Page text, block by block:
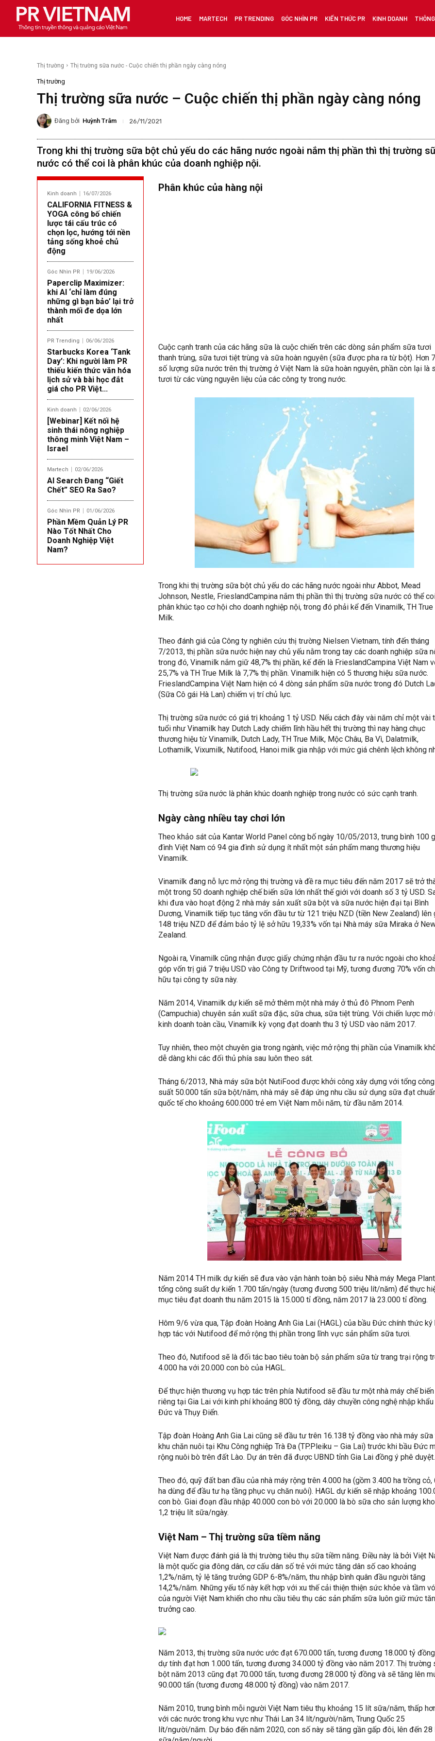
HOME MARTECH PR TRENDING GÓC NHÌN PR KIẾN THỨC PR KINH DOANH
Thị trường Thị trường sữa nước - Cuộc chiến thị phần ngày càng nóng
Thị trường
Thị trường sữa nước – Cuộc chiến thị phần ngày càng nóng
Đăng bởi Huỳnh Trâm 26/11/2021
Trong khi thị trường sữa bột chủ yếu do các hãng nước ngoài nắm thị phần thì thị trường
nước có thể coi là phân khúc của doanh nghiệp nội.
Kinh doanh 16/07/2026
CALIFORNIA FITNESS &
YOGA công bố chiến
lược tái cấu trúc có
chọn lọc, hướng tới nền
tảng sống khoẻ chủ
động
Góc Nhìn PR 19/06/2026
Paperclip Maximizer:
khi AI ‘chỉ làm đúng
những gì bạn bảo’ lại trở
thành mối đe dọa lớn
nhất
PR Trending 06/06/2026
Starbucks Korea ‘Tank
Day’: Khi người làm PR
thiếu kiến thức văn hóa
lịch sử và bài học đắt
giá cho PR Việt...
Kinh doanh 02/06/2026
[Webinar] Kết nối hệ
sinh thái nông nghiệp
thông minh Việt Nam –
Israel
Martech 02/06/2026
AI Search Đang “Giết
Chết” SEO Ra Sao?
Góc Nhìn PR 01/06/2026
Phần Mềm Quản Lý PR
Nào Tốt Nhất Cho
Doanh Nghiệp Việt
Nam?
Phân khúc của hàng nội
Cuộc cạnh tranh của các hãng sữa là cuộc chiến trên các dòng sản phẩm sữa tươi
thanh trùng, sữa tươi tiệt trùng và sữa hoàn nguyên (sữa được pha ra từ bột). Hơn
số lượng sữa nước trên thị trường ở Việt Nam là sữa hoàn nguyên, phần còn lại là
tươi từ các vùng nguyên liệu của các công ty trong nước.
Trong khi thị trường sữa bột chủ yếu do các hãng nước ngoài như Abbot, Mead
Johnson, Nestle, FrieslandCampina nắm thị phần thì thị trường sữa nước có thể
phân khúc tạo cơ hội cho doanh nghiệp nội, trong đó phải kể đến Vinamilk, TH True
Milk.
Theo đánh giá của Công ty nghiên cứu thị trường Nielsen Vietnam, tính đến tháng
7/2013, thị phần sữa nước hiện nay chủ yếu nằm trong tay các doanh nghiệp sữa
trong đó, Vinamilk nắm giữ 48,7% thị phần, kế đến là FrieslandCampina Việt Nam
25,7% và TH True Milk là 7,7% thị phần. Vinamilk hiện có 5 thương hiệu sữa nước.
FrieslandCampina Việt Nam hiện có 4 dòng sản phẩm sữa nước trong đó Dutch
(Sữa Cô gái Hà Lan) chiếm vị trí chủ lực.
Thị trường sữa nước có giá trị khoảng 1 tỷ USD. Nếu cách đây vài năm chỉ một vài
tuổi như Vinamilk hay Dutch Lady chiếm lĩnh hầu hết thị trường thì nay hàng chục
thương hiệu từ Vinamilk, Dutch Lady, TH True Milk, Mộc Châu, Ba Vì, Dalatmilk,
Lothamilk, Vixumilk, Nutifood, Hanoi milk gia nhập với mức giá chênh lệch không
Thị trường sữa nước là phân khúc doanh nghiệp trong nước có sức cạnh tranh.
Ngày càng nhiều tay chơi lớn
Theo khảo sát của Kantar World Panel công bố ngày 10/05/2013, trung bình 100
đình Việt Nam có 94 gia đình sử dụng ít nhất một sản phẩm mang thương hiệu
Vinamilk.
Vinamilk đang nỗ lực mở rộng thị trường và đề ra mục tiêu đến năm 2017 sẽ trở
một trong 50 doanh nghiệp chế biến sữa lớn nhất thế giới với doanh số 3 tỷ USD.
khi đưa vào hoạt động 2 nhà máy sản xuất sữa bột và sữa nước hiện đại tại Bình
Dương, Vinamilk tiếp tục tăng vốn đầu tư từ 121 triệu NZD (tiền New Zealand) lên
148 triệu NZD để đảm bảo tỷ lệ sở hữu 19,33% vốn tại Nhà máy sữa Miraka ở
Zealand.
Ngoài ra, Vinamilk cũng nhận được giấy chứng nhận đầu tư ra nước ngoài cho
góp vốn trị giá 7 triệu USD vào Công ty Driftwood tại Mỹ, tương đương 70% vốn
hữu tại công ty sữa này.
Năm 2014, Vinamilk dự kiến sẽ mở thêm một nhà máy ở thủ đô Phnom Penh
(Campuchia) chuyên sản xuất sữa đặc, sữa chua, sữa tiệt trùng. Với chiến lược mở
kinh doanh toàn cầu, Vinamilk kỳ vọng đạt doanh thu 3 tỷ USD vào năm 2017.
Tuy nhiên, theo một chuyên gia trong ngành, việc mở rộng thị phần của Vinamilk
dễ dàng khi các đối thủ phía sau luôn theo sát.
Tháng 6/2013, Nhà máy sữa bột NutiFood được khởi công xây dựng với tổng công
suất 50.000 tấn sữa bột/năm, nhà máy sẽ đáp ứng nhu cầu sử dụng sữa đạt
quốc tế cho khoảng 600.000 trẻ em Việt Nam mỗi năm, từ đầu năm 2014.
Năm 2014 TH milk dự kiến sẽ đưa vào vận hành toàn bộ siêu Nhà máy Mega
tổng công suất dự kiến 1.700 tấn/ngày (tương đương 500 triệu lít/năm) để thực
mục tiêu đạt doanh thu năm 2015 là 15.000 tỉ đồng, năm 2017 là 23.000 tỉ đồng.
Hôm 9/6 vừa qua, Tập đoàn Hoàng Anh Gia Lai (HAGL) của bầu Đức chính thức ký
hợp tác với Nutifood để mở rộng thị phần trong lĩnh vực sản phẩm sữa tươi.
Theo đó, Nutifood sẽ là đối tác bao tiêu toàn bộ sản phẩm sữa từ trang trại rộng
4.000 ha với 20.000 con bò của HAGL.
Để thực hiện thương vụ hợp tác trên phía Nutifood sẽ đầu tư một nhà máy chế
riêng tại Gia Lai với kinh phí khoảng 800 tỷ đồng, dây chuyền công nghệ nhập
Đức và Thụy Điển.
Tập đoàn Hoàng Anh Gia Lai cũng sẽ đầu tư trên 16.138 tỷ đồng vào nhà máy sữa
khu chăn nuôi tại Khu Công nghiệp Trà Đa (TP.Pleiku – Gia Lai) trước khi bầu Đức
rộng nuôi bò trên đất Lào. Dự án trên đã được UBND tỉnh Gia Lai đồng ý phê duyệt.
Theo đó, quỹ đất ban đầu của nhà máy rộng trên 4.000 ha (gồm 3.400 ha trồng cỏ,
ha dùng để đầu tư hạ tầng phục vụ chăn nuôi). HAGL dự kiến sẽ nhập khoảng
con bò. Giai đoạn đầu nhập 40.000 con bò với 20.000 là bò sữa cho sản lượng
1,2 triệu lít sữa/ngày.
Việt Nam – Thị trường sữa tiềm năng
Việt Nam được đánh giá là thị trường tiêu thụ sữa tiềm năng. Điều này là bởi Việt
là một quốc gia đông dân, cơ cấu dân số trẻ với mức tăng dân số cao khoảng
1,2%/năm, tỷ lệ tăng trưởng GDP 6-8%/năm, thu nhập bình quân đầu người tăng
14,2%/năm. Những yếu tố này kết hợp với xu thế cải thiện thiện sức khỏe và tầm
của người Việt Nam khiến cho nhu cầu tiêu thụ các sản phẩm sữa luôn giữ mức
trưởng cao.
Năm 2013, thị trường sữa nước ước đạt 670.000 tấn, tương đương 18.000 tỷ
dự tính đạt hơn 1.000 tấn, tương đương 34.000 tỷ đồng vào năm 2017. Thị trường
bột năm 2013 cũng đạt 70.000 tấn, tương đương 28.000 tỷ đồng và sẽ tăng lên
90.000 tấn (tương đương 48.000 tỷ đồng) vào năm 2017.
Năm 2010, trung bình mỗi người Việt Nam tiêu thụ khoảng 15 lít sữa/năm, thấp
với các nước trong khu vực như Thái Lan 34 lít/người/năm, Trung Quốc 25
lít/người/năm. Dự báo đến năm 2020, con số này sẽ tăng gần gấp đôi, lên đến 28